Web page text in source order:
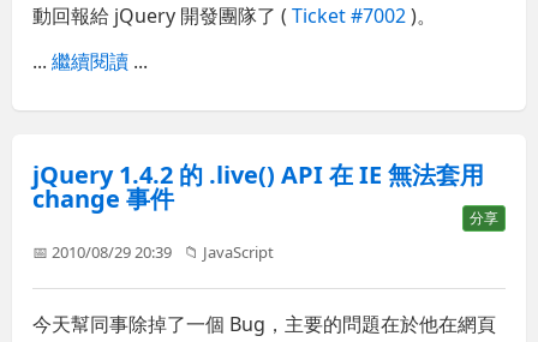
動回報給 jQuery 開發團隊了 (Ticket #7002)。
...繼續閱讀 ...
jQuery 1.4.2 的 .live() API 在 IE 無法套用
change 事件
分享
📅 2010/08/29 20:39 📁 JavaScript
今天幫同事除掉了一個 Bug，主要的問題在於他在網頁